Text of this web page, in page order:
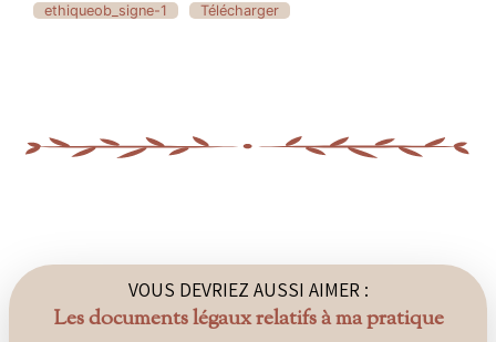
ethiqueob_signe-1 Télécharger
VOUS DEVRIEZ AUSSI AIMER :
Les documents légaux relatifs à ma pratique